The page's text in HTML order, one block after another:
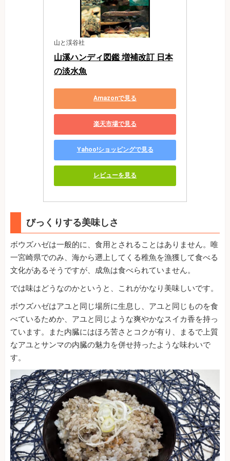
山と渓谷社
山溪ハンディ図鑑 増補改訂 日本
の淡水魚
Amazonで見る
楽天市場で見る
Yahoo!ショッピングで見る
レビューを見る
びっくりする美味しさ
ボウズハゼは一般的に、食用とされることはありません。唯
一宮崎県でのみ、海から遡上してくる稚魚を漁獲して食べる
文化があるそうですが、成魚は食べられていません。
では味はどうなのかというと、これがかなり美味しいです。
ボウズハゼはアユと同じ場所に生息し、アユと同じものを食
べているためか、アユと同じような爽やかなスイカ香を持っ
ています。また内臓にはほろ苦さとコクが有り、まるで上質
なアユとサンマの内臓の魅力を併せ持ったような味わいで
す。